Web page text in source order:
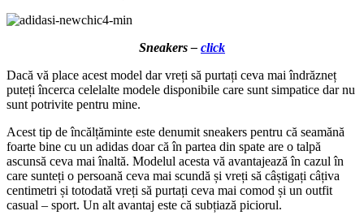
Sneakers – click
Dacă vă place acest model dar vreți să purtați ceva mai îndrăzneț
puteți încerca celelalte modele disponibile care sunt simpatice dar nu
sunt potrivite pentru mine.
Acest tip de încălțăminte este denumit sneakers pentru că seamănă
foarte bine cu un adidas doar că în partea din spate are o talpă
ascunsă ceva mai înaltă. Modelul acesta vă avantajează în cazul în
care sunteți o persoană ceva mai scundă și vreți să câștigați câțiva
centimetri și totodată vreți să purtați ceva mai comod și un outfit
casual – sport. Un alt avantaj este că subțiază piciorul.